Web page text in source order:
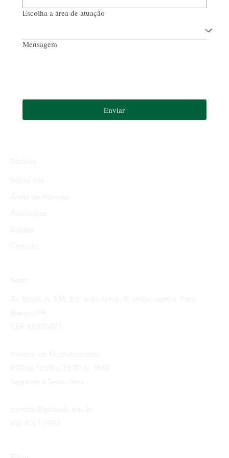
Escolha a área de atuação
Mensagem
Enviar